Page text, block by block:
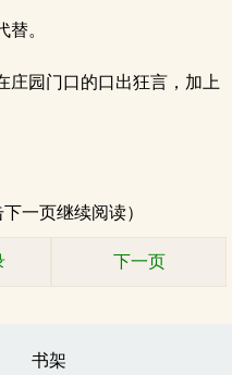
。
园门口的口出狂言，加上
一页继续阅读）
下一页
书架